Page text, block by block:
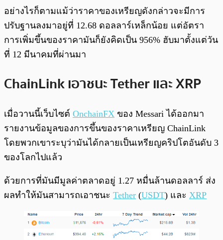
อย่างไรก็ตามแม้ว่าราคาของเหรียญดังกล่าวจะมีการ
ปรับฐานลงมาอยู่ที่ 12.68 ดอลลาร์เหล็กน้อย แต่อัตรา
การเพิ่มขึ้นของราคามันก็ยังคิดเป็น 956% ฮับมาตั้งแต่วัน
ที่ 12 มีนาคมที่ผ่านมา
ChainLink เอาชนะ Tether และ XRP
เมื่อวานนี้เว็บไซต์ OnchainFX ของ Messari ได้ออกมา
รายงานข้อมูลของการขึ้นของราคาเหรียญ ChainLink
โดยพวกเขาระบุว่ามันได้กลายเป็นเหรียญคริปโตอันดับ 3
ของโลกไปแล้ว
ด้วยการที่มันมีมูลค่าตลาดอยู่ 1.27 หมื่นล้านดอลลาร์ ส่ง
ผลทำให้มันสามารถเอาชนะ Tether (USDT) และ XRP